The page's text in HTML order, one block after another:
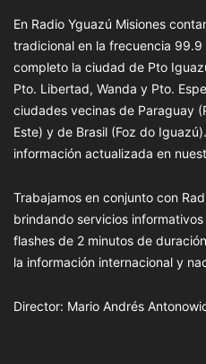
En Radio Yguazú Misiones
tradicional en la frecuencia
completo la ciudad de Pto
Pto. Libertad, Wanda y Pto.
ciudades vecinas de Paraguay
Este) y de Brasil (Foz do
información actualizada en
Trabajamos en conjunto con
brindando servicios
flashes de 2 minutos de
la información internacional y
Director: Mario Andrés